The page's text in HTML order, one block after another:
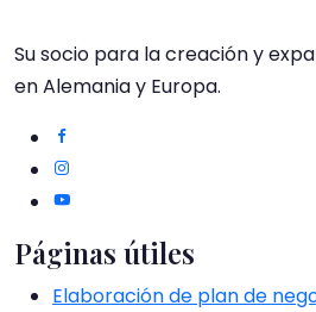
Su socio para la creación y
en Alemania y Europa.
Páginas útiles
Elaboración de plan de